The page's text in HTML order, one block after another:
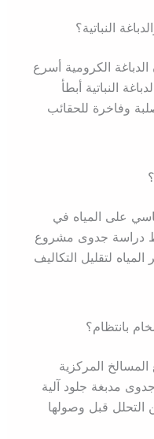
النباتية؟
الكرومية أسرع
النباتية أبطأ
وفاخرة للحقائب
على المياه في
دراسة جدوى مشروع
لتقليل التكاليف
بانتظام؟
المركزية
مدبغة جلود آلية
التحلل قبل وصولها